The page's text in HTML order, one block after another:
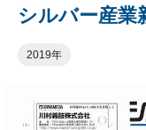
シルバー産業
2019年